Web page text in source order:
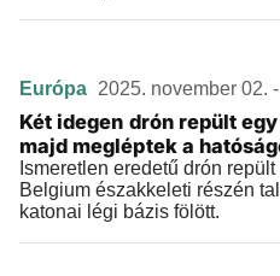
Európa 2025. november 02.
Két idegen drón repült
majd megléptek a
Ismeretlen eredetű drón
Belgium északkeleti részén
katonai légi bázis fölött.